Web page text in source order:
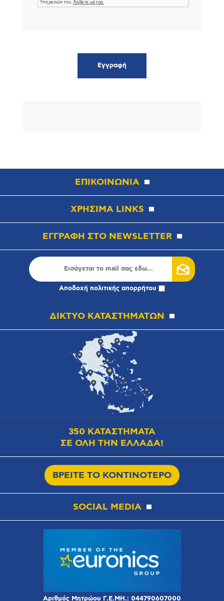
ΕΠΙΚΟΙΝΩΝΙΑ
ΧΡΗΣΙΜΑ LINKS
ΕΓΓΡΑΦΗ ΣΤΟ NEWSLETTER
Αποδοχή πολιτικής απορρήτου
ΔΙΚΤΥΟ ΚΑΤΑΣΤΗΜΑΤΩΝ
350 ΚΑΤΑΣΤΗΜΑΤΑ
ΣΕ ΟΛΗ ΤΗΝ ΕΛΛΑΔΑ!
ΒΡΕΙΤΕ ΤΟ ΚΟΝΤΙΝΟΤΕΡΟ
SOCIAL MEDIA